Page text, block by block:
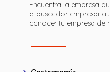
Encuentra la empresa
el buscador
conocer tu empresa de